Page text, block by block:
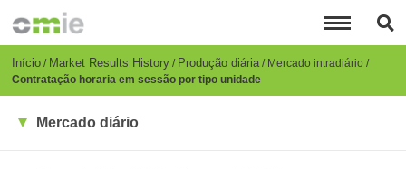
para
conteúdo
principal
Breadcrumb
Início Market Results History Produção diária Mercado intradiário
Contratação horaria em sessão por tipo unidade
Mercado diário